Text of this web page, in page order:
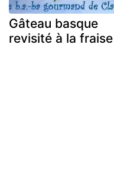
Gâteau basque
revisité à la fraise